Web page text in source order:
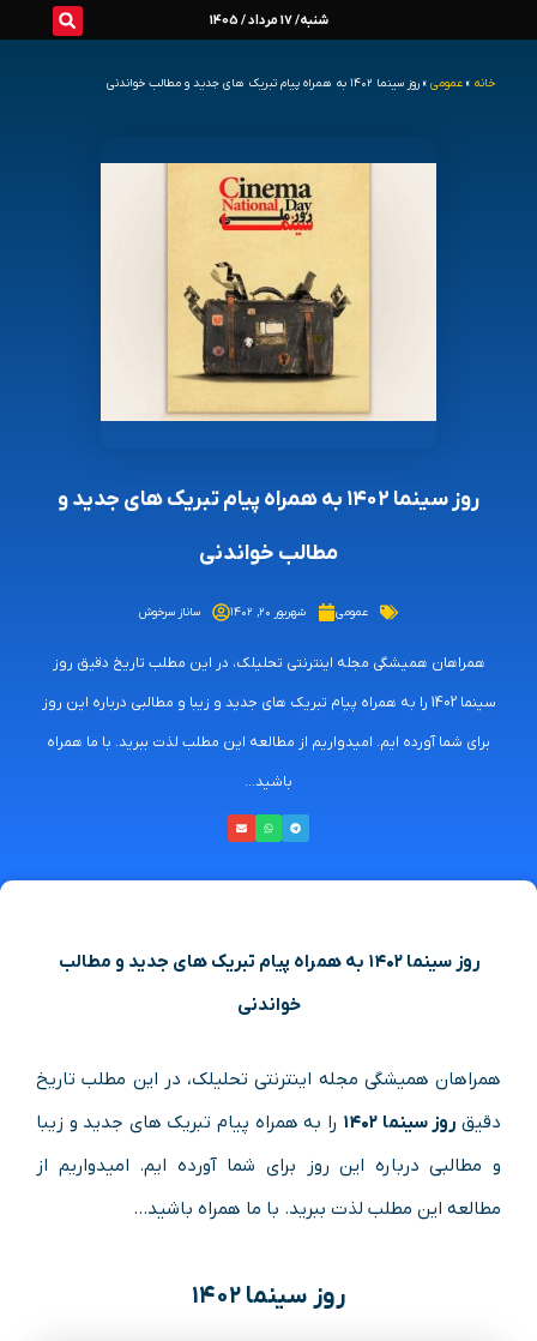
شنبه/ 17 مرداد / 1405
خانه » عمومی » روز سینما ۱۴۰۲ به همراه پیام تبریک های جدید و مطالب خواندنی
روز سینما ۱۴۰۲ به همراه پیام تبریک های جدید و
مطالب خواندنی
عمومی شهریور ۲۰, ۱۴۰۲ ساناز سرخوش
همراهان همیشگی مجله اینترنتی تحلیلک، در این مطلب تاریخ دقیق روز
سینما 1402 را به همراه پیام تبریک های جدید و زیبا و مطالبی درباره این روز
برای شما آورده ایم. امیدواریم از مطالعه این مطلب لذت ببرید. با ما همراه
باشید...
روز سینما ۱۴۰۲ به همراه پیام تبریک های جدید و مطالب
خواندنی
همراهان همیشگی مجله اینترنتی تحلیلک، در این مطلب تاریخ
دقیق روز سینما ۱۴۰۲
را به همراه پیام تبریک های جدید و زیبا
و مطالبی درباره این روز برای شما آورده ایم. امیدواریم از
مطالعه این مطلب لذت ببرید. با ما همراه باشید…
روز سینما ۱۴۰۲